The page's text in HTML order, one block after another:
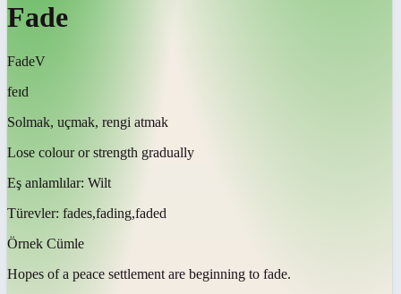
Fade
FadeV
feɪd
Solmak, uçmak, rengi atmak
Lose colour or strength gradually
Eş anlamlılar: Wilt
Türevler: fades,fading,faded
Örnek Cümle
Hopes of a peace settlement are beginning to fade.